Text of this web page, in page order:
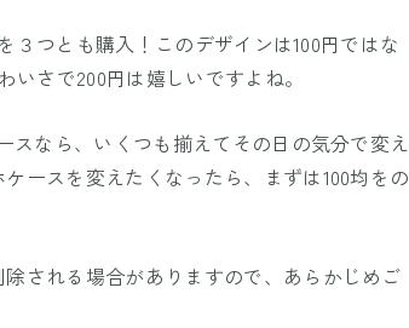
つとも購入！このデザインは100円ではな
いさで200円は嬉しいですよね。
スなら、いくつも揃えてその日の気分で変え
ースを変えたくなったら、まずは100均をの
される場合がありますので、あらかじめご